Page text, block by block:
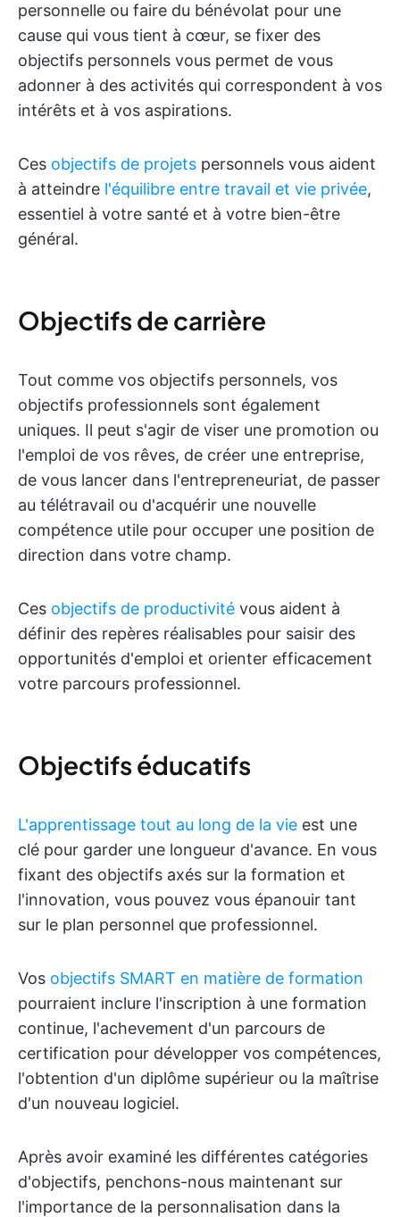
personnelle ou faire du bénévolat pour une
cause qui vous tient à cœur, se fixer des
objectifs personnels vous permet de vous
adonner à des activités qui correspondent à vos
intérêts et à vos aspirations.
Ces objectifs de projets personnels vous aident
à atteindre l'équilibre entre travail et vie privée,
essentiel à votre santé et à votre bien-être
général.
Objectifs de carrière
Tout comme vos objectifs personnels, vos
objectifs professionnels sont également
uniques. Il peut s'agir de viser une promotion ou
l'emploi de vos rêves, de créer une entreprise,
de vous lancer dans l'entrepreneuriat, de passer
au télétravail ou d'acquérir une nouvelle
compétence utile pour occuper une position de
direction dans votre champ.
Ces objectifs de productivité vous aident à
définir des repères réalisables pour saisir des
opportunités d'emploi et orienter efficacement
votre parcours professionnel.
Objectifs éducatifs
L'apprentissage tout au long de la vie est une
clé pour garder une longueur d'avance. En vous
fixant des objectifs axés sur la formation et
l'innovation, vous pouvez vous épanouir tant
sur le plan personnel que professionnel.
Vos objectifs SMART en matière de formation
pourraient inclure l'inscription à une formation
continue, l'achevement d'un parcours de
certification pour développer vos compétences,
l'obtention d'un diplôme supérieur ou la maîtrise
d'un nouveau logiciel.
Après avoir examiné les différentes catégories
d'objectifs, penchons-nous maintenant sur
l'importance de la personnalisation dans la